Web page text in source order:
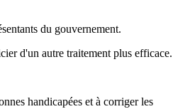
du gouvernement.
d'un autre traitement plus efficace.
handicapées et à corriger les